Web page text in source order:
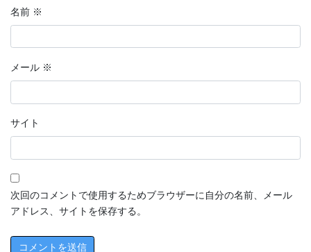
名前 ※
メール ※
サイト
次回のコメントで使用するためブラウザーに自分の名前、メール
アドレス、サイトを保存する。